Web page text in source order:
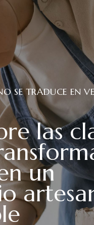
SE TRADUCE EN
las
un